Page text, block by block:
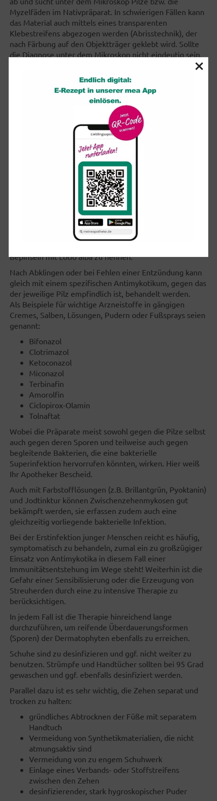
Myzelfäden im Nativpräparat. In schwierigen Fällen kann
das Material auch mittels eines transparenten
Klebestreifens abgezogen werden (Abrisstechnik), der
nach Färbung auf den Objektträger geklebt wird. Sollte
die Diagnose unter dem Mikroskop nicht eindeutig sein,
Pilzkultur auf Agarnährboden.
Die Diagnose durch den Arzt ist insofern wichtig, als auch
andere Erkrankungen, die sich dem Laien nicht immer
erschließen, eine Fußpilzinfektion vortäuschen können.
Neben der Candidainfektion sind hier die
Schuppenflechte (Psoriasis), bakterielle Infektionen
(insbesondere gramnegative Erreger) und Ekzeme
unterschiedlicher Ursache zu nennen. Auch
Unverträglichkeitsreaktionen auf Antimykotika können
eine gar nicht vorhandene Pilzerkrankung vortäuschen.
Weiterhin muss abgeklärt werden, ob nicht eine
bakterielle Superinfektion vorliegt.
Beim Vorliegen einer sehr starken Entzündung sollte
zunächst versucht werden, diese zum Abklingen zu
Bepinseln mit Lotio alba zu nennen.
Nach Abklingen oder bei Fehlen einer Entzündung kann
gleich mit einem spezifischen Antimykotikum, gegen das
der jeweilige Pilz empfindlich ist, behandelt werden.
Als Beispiele für wichtige Arzneistoffe in gängigen
Cremes, Salben, Lösungen, Pudern oder Fußsprays seien
genannt:
Bifonazol
Clotrimazol
Ketoconazol
Miconazol
Terbinafin
Amorolfin
Ciclopirox-Olamin
Tolnaftat
Wobei die Präparate meist sowohl gegen die Pilze selbst
auch gegen deren Sporen und teilweise auch gegen
begleitende Bakterien, die eine bakterielle
Superinfektion hervorrufen könnten, wirken. Hier weiß
Ihr Apotheker Bescheid.
Auch mit Farbstofflösungen (z.B. Brillantgrün, Pyoktanin)
und Jodtinktur können Zwischenzehenmykosen gut
bekämpft werden, sie erfassen zudem auch eine
gleichzeitig vorliegende bakterielle Infektion.
Bei der Erstinfektion junger Menschen reicht es häufig,
symptomatisch zu behandeln, zumal ein zu großzügiger
Einsatz von Antimykotika in diesem Fall einer
Immunitätsentstehung im Wege steht! Weiterhin ist die
Gefahr einer Sensibilisierung oder die Erzeugung von
Streuherden durch eine zu intensive Therapie zu
berücksichtigen.
In jedem Fall ist die Therapie hinreichend lange
durchzuführen, um reifende Überdauerungsformen
(Sporen) der Dermatophyten ebenfalls zu erreichen.
Schuhe sind zu desinfizieren und ggf. nicht weiter zu
benutzen. Strümpfe und Handtücher sollten bei 95 Grad
gewaschen und ggf. ebenfalls desinfiziert werden.
Parallel dazu ist es sehr wichtig, die Zehen separat und
trocken zu halten:
gründliches Abtrocknen der Füße mit separatem
Handtuch
Vermeidung von Synthetikmaterialien, die nicht
atmungsaktiv sind
Vermeidung von zu engem Schuhwerk
Einlage eines Verbands- oder Stoffstreifens
zwischen den Zehen
desinfizierender, stark hygroskopischer Puder
×